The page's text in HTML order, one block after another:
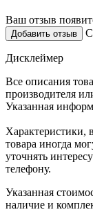
Ваш отзыв
Дисклеймер
Все описания
производителя
Указанная
Характеристики,
товара иногда
уточнять
телефону.
Указанная
наличие и